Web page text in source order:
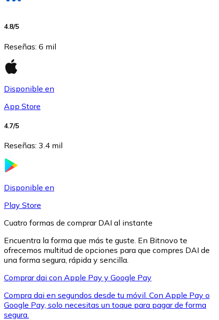
XRP
XRP
4.8/5
Reseñas: 6 mil
Disponible en
App Store
4.7/5
Reseñas: 3.4 mil
Disponible en
Play Store
Cuatro formas de comprar DAI al instante
Encuentra la forma que más te guste. En Bitnovo te
ofrecemos multitud de opciones para que compres DAI de
una forma segura, rápida y sencilla.
Comprar dai con Apple Pay y Google Pay
Compra dai en segundos desde tu móvil. Con Apple Pay o
Google Pay, solo necesitas un toque para pagar de forma
segura.